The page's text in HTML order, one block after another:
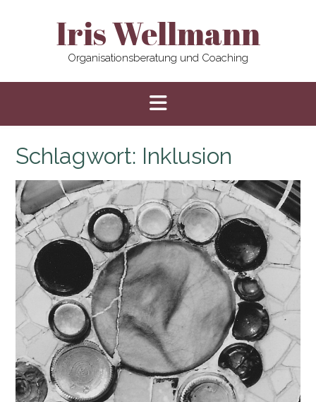
Iris Wellmann
Organisationsberatung und Coaching
Schlagwort: Inklusion